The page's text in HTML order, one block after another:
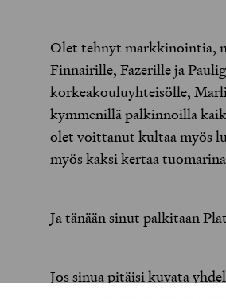
Olet tehnyt markkinointia,
Finnairille, Fazerille ja
korkeakouluyhteisölle,
kymmenillä palkinnoilla
olet voittanut kultaa myös
myös kaksi kertaa
Ja tänään sinut palkitaan
Jos sinua pitäisi kuvata